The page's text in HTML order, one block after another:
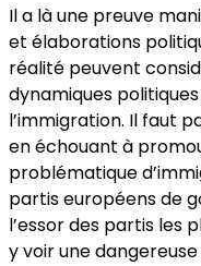
Il a là une preuve
et élaborations
réalité peuvent
dynamiques
l’immigration. Il faut
en échouant à
problématique
partis européens de
l’essor des partis les
y voir une